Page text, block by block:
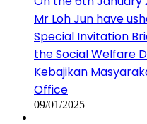
Mr Loh Jun have
Special Invitation
the Social Welfare
Kebajikan
Office
09/01/2025